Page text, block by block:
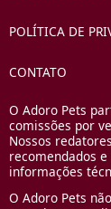
POLÍTICA DE
CONTATO
O Adoro Pets
comissões por
Nossos
recomendados
informações
O Adoro Pets